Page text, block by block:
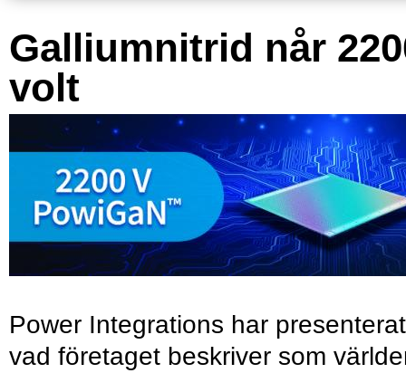
Galliumnitrid når
volt
Power Integrations har presenterat
vad företaget beskriver som